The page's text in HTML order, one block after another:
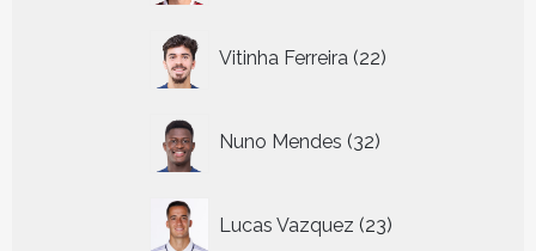
Vitinha Ferreira 22
producten
Nuno Mendes 32
producten
Lucas Vazquez 23
producten